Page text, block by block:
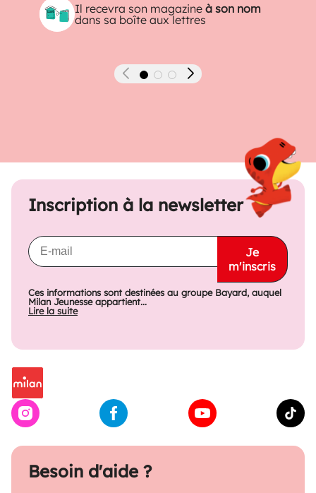
Il recevra son magazineà son nom
dans sa boîte aux lettres
Précédent Suivant
Besoin d'aide ?
Inscription à la newsletter
Je
m'inscris
Ces informations sont destinées au groupe Bayard, auquel
Milan Jeunesse appartient...
Lire la suite